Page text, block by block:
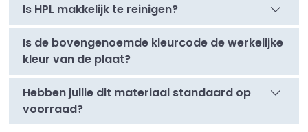
Is HPL makkelijk te reinigen?
Is de bovengenoemde kleurcode de werkelijke
kleur van de plaat?
Hebben jullie dit materiaal standaard op
voorraad?